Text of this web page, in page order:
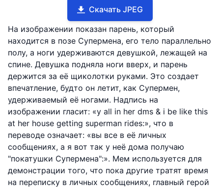
Скачать JPEG
На изображении показан парень, который
находится в позе Супермена, его тело параллельно
полу, а ноги удерживаются девушкой, лежащей на
спине. Девушка подняла ноги вверх, и парень
держится за её щиколотки руками. Это создает
впечатление, будто он летит, как Супермен,
удерживаемый её ногами. Надпись на
изображении гласит: «y all in her dms & i be like this
at her house getting superman rides:», что в
переводе означает: «вы все в её личных
сообщениях, а я вот так у неё дома получаю
"покатушки Супермена":». Мем используется для
демонстрации того, что пока другие тратят время
на переписку в личных сообщениях, главный герой